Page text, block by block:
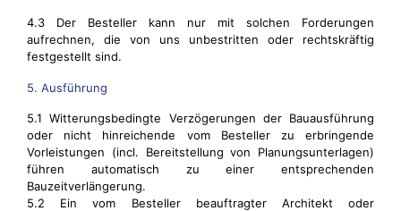
4.3 Der Besteller kann nur mit solchen Forderungen
aufrechnen, die von uns unbestritten oder rechtskräftig
festgestellt sind.
5. Ausführung
5.1 Witterungsbedingte Verzögerungen der Bauausführung
oder nicht hinreichende vom Besteller zu erbringende
Vorleistungen (incl. Bereitstellung von Planungsunterlagen)
führen automatisch zu einer entsprechenden
Bauzeitverlängerung.
5.2 Ein vom Besteller beauftragter Architekt oder